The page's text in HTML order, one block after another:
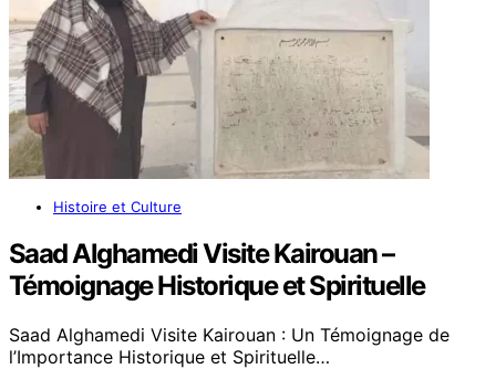
Histoire et Culture
Saad Alghamedi Visite Kairouan –
Témoignage Historique et Spirituelle
Saad Alghamedi Visite Kairouan : Un Témoignage de
l’Importance Historique et Spirituelle…